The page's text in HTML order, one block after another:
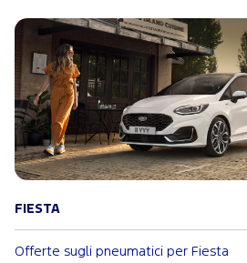
FIESTA
Offerte sugli pneumatici per Fiesta